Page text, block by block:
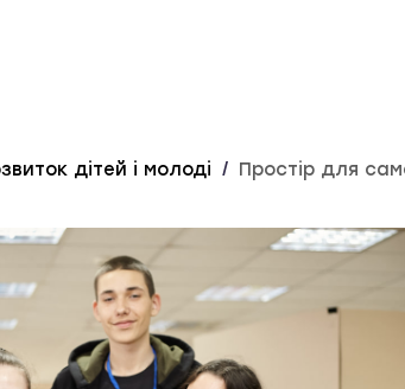
дітей і молоді / Простір для